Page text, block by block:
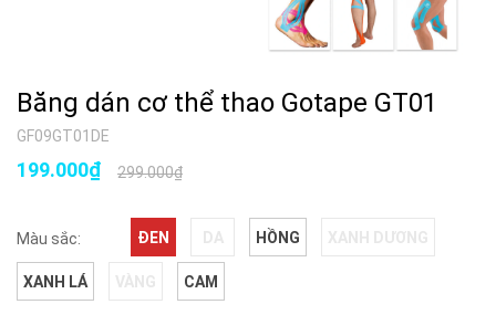
Băng dán cơ thể thao Gotape GT01
GF09GT01DE
299.000₫
199.000₫
Màu sắc: ĐEN HỒNG
XANH LÁ CAM